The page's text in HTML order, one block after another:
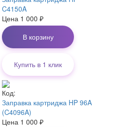
C4150A
Цена 1 000 ₽
В корзину
Купить в 1 клик
Код:
Заправка картриджа HP 96A
(C4096A)
Цена 1 000 ₽